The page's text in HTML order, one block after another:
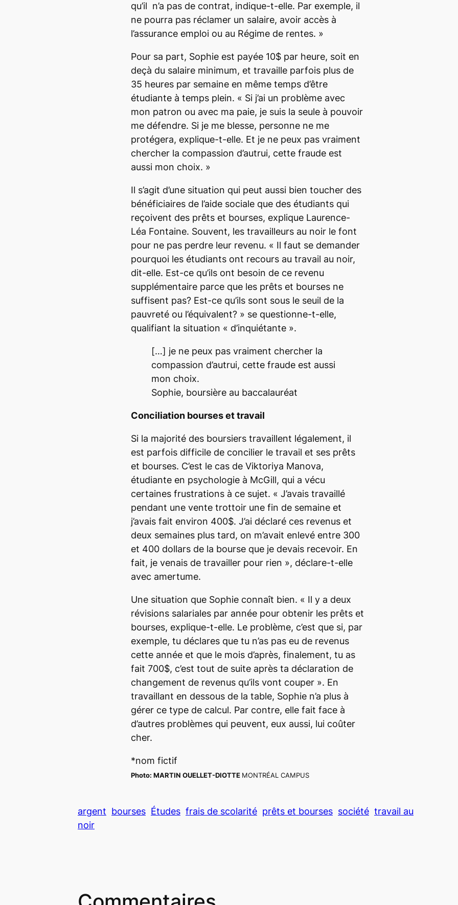
qu’il n’a pas de contrat, indique-t-elle. Par exemple, il
ne pourra pas réclamer un salaire, avoir accès à
l’assurance emploi ou au Régime de rentes. »
Pour sa part, Sophie est payée 10$ par heure, soit en
deçà du salaire minimum, et travaille parfois plus de
35 heures par semaine en même temps d’être
étudiante à temps plein. « Si j’ai un problème avec
mon patron ou avec ma paie, je suis la seule à pouvoir
me défendre. Si je me blesse, personne ne me
protégera, explique-t-elle. Et je ne peux pas vraiment
chercher la compassion d’autrui, cette fraude est
aussi mon choix. »
Il s’agit d’une situation qui peut aussi bien toucher des
bénéficiaires de l’aide sociale que des étudiants qui
reçoivent des prêts et bourses, explique Laurence-
Léa Fontaine. Souvent, les travailleurs au noir le font
pour ne pas perdre leur revenu. « Il faut se demander
pourquoi les étudiants ont recours au travail au noir,
dit-elle. Est-ce qu’ils ont besoin de ce revenu
supplémentaire parce que les prêts et bourses ne
suffisent pas? Est-ce qu’ils sont sous le seuil de la
pauvreté ou l’équivalent? » se questionne-t-elle,
qualifiant la situation « d’inquiétante ».
[…] je ne peux pas vraiment chercher la
compassion d’autrui, cette fraude est aussi
mon choix.
Sophie, boursière au baccalauréat
Conciliation bourses et travail
Si la majorité des boursiers travaillent légalement, il
est parfois difficile de concilier le travail et ses prêts
et bourses. C’est le cas de Viktoriya Manova,
étudiante en psychologie à McGill, qui a vécu
certaines frustrations à ce sujet. « J’avais travaillé
pendant une vente trottoir une fin de semaine et
j’avais fait environ 400$. J’ai déclaré ces revenus et
deux semaines plus tard, on m’avait enlevé entre 300
et 400 dollars de la bourse que je devais recevoir. En
fait, je venais de travailler pour rien », déclare-t-elle
avec amertume.
Une situation que Sophie connaît bien. « Il y a deux
révisions salariales par année pour obtenir les prêts et
bourses, explique-t-elle. Le problème, c’est que si, par
exemple, tu déclares que tu n’as pas eu de revenus
cette année et que le mois d’après, finalement, tu as
fait 700$, c’est tout de suite après ta déclaration de
changement de revenus qu’ils vont couper ». En
travaillant en dessous de la table, Sophie n’a plus à
gérer ce type de calcul. Par contre, elle fait face à
d’autres problèmes qui peuvent, eux aussi, lui coûter
cher.
*nom fictif
Photo: MARTIN OUELLET-DIOTTE MONTRÉAL CAMPUS
argent bourses Études frais de scolarité prêts et bourses société travail au
noir